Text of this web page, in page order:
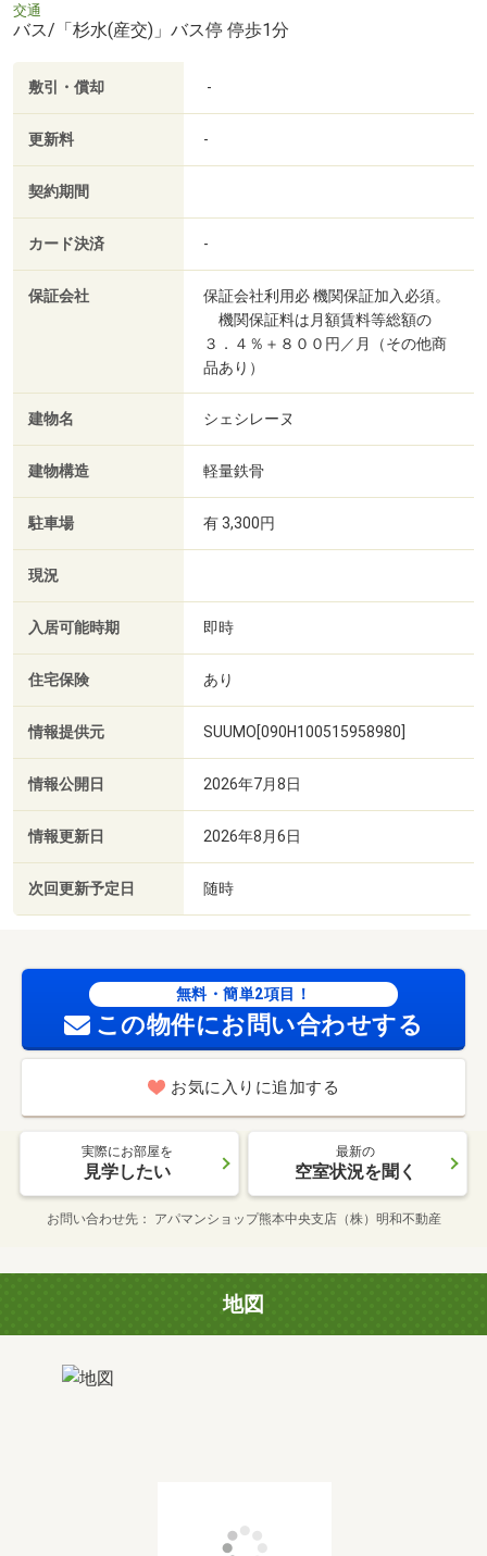
交通
バス/「杉水(産交)」バス停 停歩1分
敷引・償却 -
更新料 -
契約期間
カード決済 -
保証会社
保証会社利用必 機関保証加入必須。
機関保証料は月額賃料等総額の
３．４％＋８００円／月（その他商
品あり）
建物名 シェシレーヌ
建物構造 軽量鉄骨
駐車場 有 3,300円
現況
入居可能時期 即時
住宅保険 あり
情報提供元 SUUMO[090H100515958980]
情報公開日 2026年7月8日
情報更新日 2026年8月6日
次回更新予定日 随時
無料・簡単2項目！
この物件にお問い合わせする
お気に入りに追加する
実際にお部屋を
見学したい
最新の
空室状況を聞く
お問い合わせ先 アパマンショップ熊本中央支店（株）明和不動産
地図